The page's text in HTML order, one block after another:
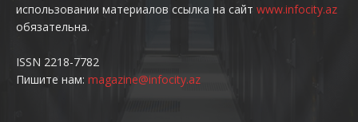
использовании материалов ссылка на сайт www.infocity.az
обязательна.
ISSN 2218-7782
Пишите нам: magazine@infocity.az